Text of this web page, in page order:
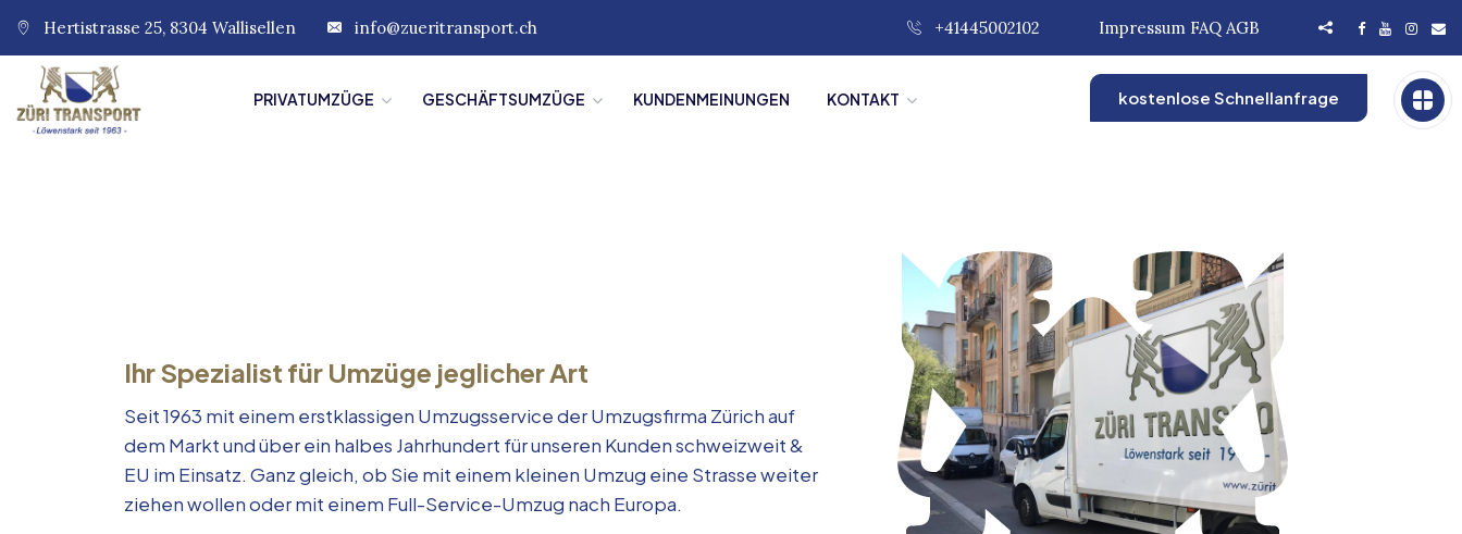
Hertistrasse 25, 8304 Wallisellen info@zueritransport.ch +41445002102 Impressum FAQ AGB
PRIVATUMZÜGE GESCHÄFTSUMZÜGE KUNDENMEINUNGEN KONTAKT kostenlose Schnellanfrage
Ihr Spezialist für Umzüge jeglicher Art
Seit 1963 mit einem erstklassigen Umzugsservice der Umzugsfirma Zürich auf
dem Markt und über ein halbes Jahrhundert für unseren Kunden schweizweit &
EU im Einsatz. Ganz gleich, ob Sie mit einem kleinen Umzug eine Strasse weiter
ziehen wollen oder mit einem Full-Service-Umzug nach Europa.